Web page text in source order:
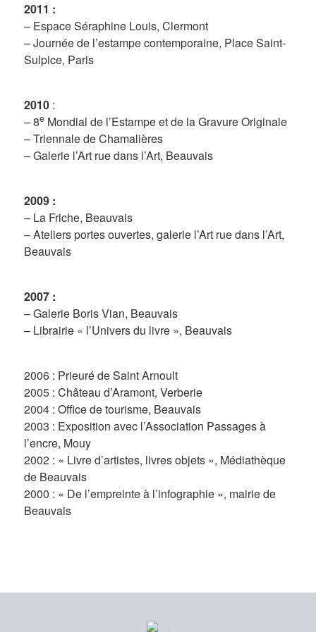
2011 :
– Espace Séraphine Louis, Clermont
– Journée de l’estampe contemporaine, Place Saint-
Sulpice, Paris
2010 :
– 8e Mondial de l’Estampe et de la Gravure Originale
– Triennale de Chamalières
– Galerie l’Art rue dans l’Art, Beauvais
2009 :
– La Friche, Beauvais
– Ateliers portes ouvertes, galerie l’Art rue dans l’Art,
Beauvais
2007 :
– Galerie Boris Vian, Beauvais
– Librairie « l’Univers du livre », Beauvais
2006 : Prieuré de Saint Arnoult
2005 : Château d’Aramont, Verberie
2004 : Office de tourisme, Beauvais
2003 : Exposition avec l’Association Passages à
l’encre, Mouy
2002 : « Livre d’artistes, livres objets », Médiathèque
de Beauvais
2000 : « De l’empreinte à l’infographie », mairie de
Beauvais